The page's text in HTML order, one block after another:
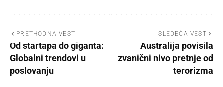
PRETHODNA VEST
Od startapa do giganta:
Globalni trendovi u
poslovanju
SLEDEĆA VEST
Australija povisila
zvanični nivo pretnje od
terorizma